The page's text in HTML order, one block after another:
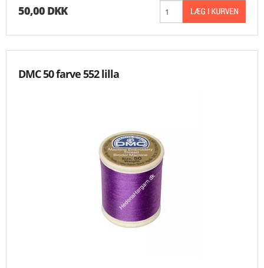
50,00 DKK
DMC 50 farve 552 lilla